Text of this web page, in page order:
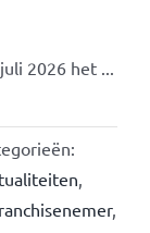
2026 het ...
,